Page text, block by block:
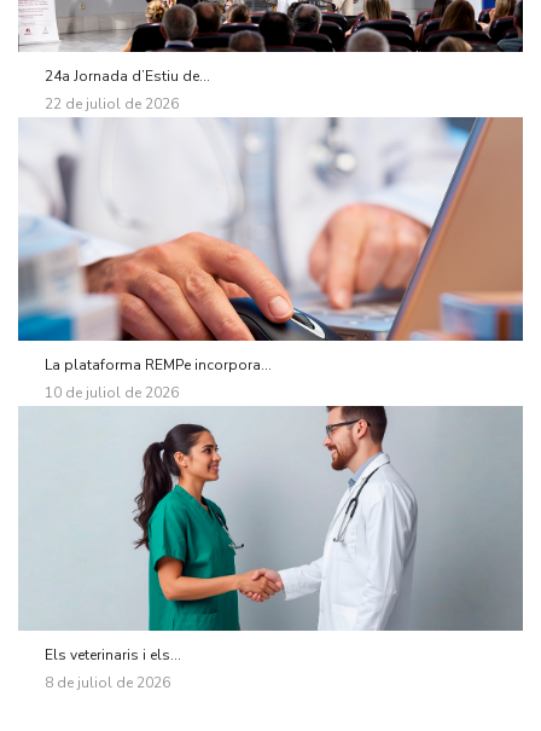
24a Jornada d’Estiu de...
22 de juliol de 2026
La plataforma REMPe incorpora...
10 de juliol de 2026
Els veterinaris i els...
8 de juliol de 2026